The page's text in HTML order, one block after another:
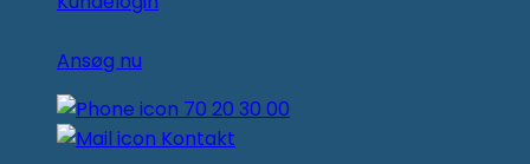
Ansøg nu
70 20 30 00
Kontakt